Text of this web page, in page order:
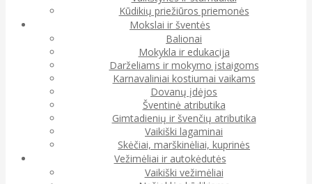
Kūdikių priežiūros priemonės
Mokslai ir šventės
Balionai
Mokykla ir edukacija
Darželiams ir mokymo įstaigoms
Karnavaliniai kostiumai vaikams
Dovanų įdėjos
Šventinė atributika
Gimtadienių ir švenčių atributika
Vaikiški lagaminai
Skėčiai, marškinėliai, kuprinės
Vežimėliai ir autokėdutės
Vaikiški vežimėliai